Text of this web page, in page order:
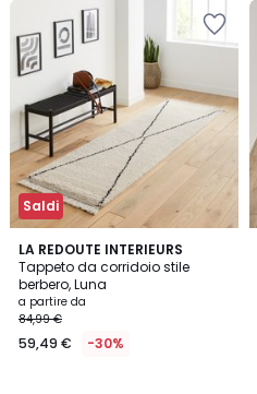
Saldi
LA REDOUTE INTERIEURS
Tappeto da corridoio stile
berbero, Luna
a partire da
84,99 €
59,49 € -30%
4,8
/ 5